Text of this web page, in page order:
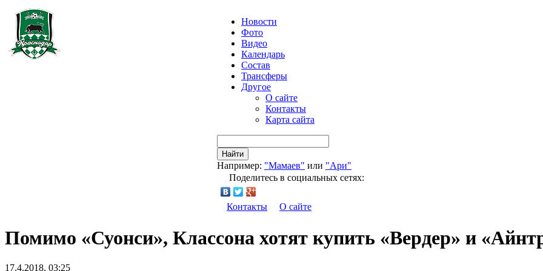
Новости
Фото
Видео
Календарь
Состав
Трансферы
Другое
О сайте
Контакты
Карта сайта
Найти
Например: "Мамаев" или "Ари"
Поделитесь в социальных сетях:
Контакты О сайте
Помимо «Суонси», Классона хотят купить «Вердер» и
17.4.2018, 03:25